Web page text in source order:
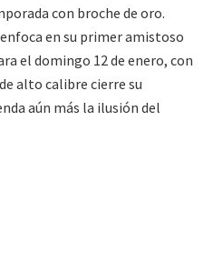
con broche de oro.
en su primer amistoso
el domingo 12 de enero, con
alto calibre cierre su
aún más la ilusión del